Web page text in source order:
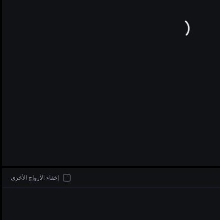
إخفاء الأزواج الأخرى